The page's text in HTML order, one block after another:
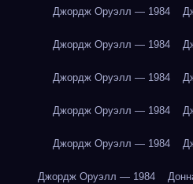
Джордж Оруэлл — 1984
Джордж Оруэлл — 1984
Джордж Оруэлл — 1984
Джордж Оруэлл — 1984
Джордж Оруэлл — 1984
Джордж Оруэлл — 1984